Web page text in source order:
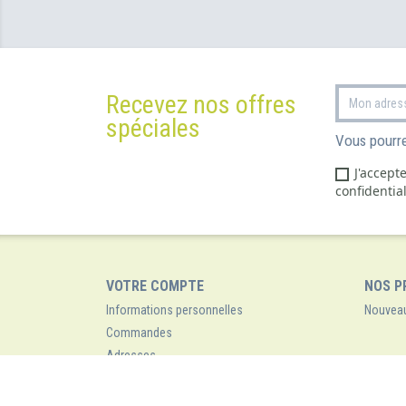
Recevez nos offres
spéciales Vous
VOTRE COMPTE
Informations personnelles
Commandes
Adresses
NOS